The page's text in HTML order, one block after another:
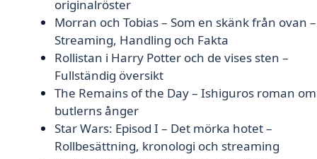
originalröster
Morran och Tobias – Som en skänk från ovan –
Streaming, Handling och Fakta
Rollistan i Harry Potter och de vises sten –
Fullständig översikt
The Remains of the Day – Ishiguros roman om
butlerns ånger
Star Wars: Episod I – Det mörka hotet –
Rollbesättning, kronologi och streaming